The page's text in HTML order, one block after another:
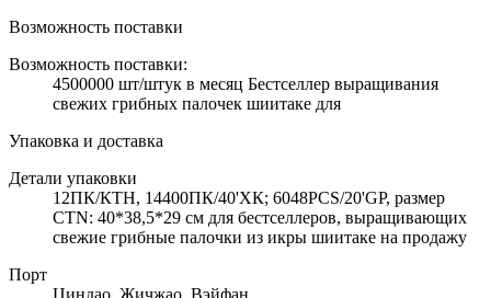
Возможность поставки
Возможность поставки:
4500000 шт/штук в месяц Бестселлер выращивания
свежих грибных палочек шиитаке для
Упаковка и доставка
Детали упаковки
12ПК/КТН, 14400ПК/40'ХК; 6048PCS/20'GP, размер
CTN: 40*38,5*29 см для бестселлеров, выращивающих
свежие грибные палочки из икры шиитаке на продажу
Порт
Циндао, Жичжао, Вэйфан